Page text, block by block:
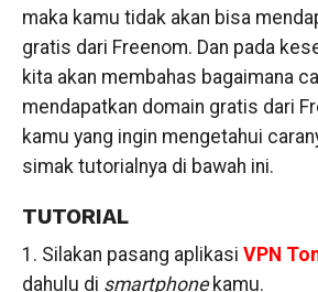
maka kamu tidak akan bisa
gratis dari Freenom. Dan pada
kita akan membahas bagaimana
mendapatkan domain gratis dari
kamu yang ingin mengetahui
simak tutorialnya di bawah ini.
TUTORIAL
1. Silakan pasang aplikasi VPN
dahulu di smartphonekamu.